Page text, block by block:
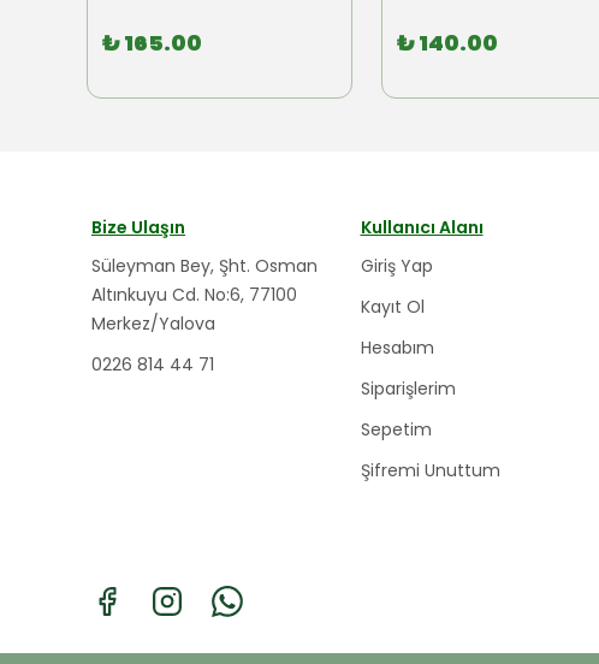
₺ 165.00 ₺ 140.00
Bize Ulaşın
Süleyman Bey, Şht. Osman
Altınkuyu Cd. No:6, 77100
Merkez/Yalova
0226 814 44 71
Kullanıcı Alanı
Giriş Yap
Kayıt Ol
Hesabım
Siparişlerim
Sepetim
Şifremi Unuttum